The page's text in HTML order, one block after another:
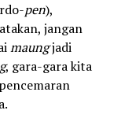
pen),
jangan
maungjadi
, gara-gara kita